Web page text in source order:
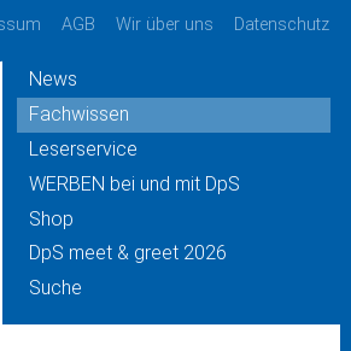
AGB Wir über uns Datenschutz
News
Fachwissen
Leserservice
WERBEN bei und mit DpS
Shop
DpS meet & greet 2026
Suche